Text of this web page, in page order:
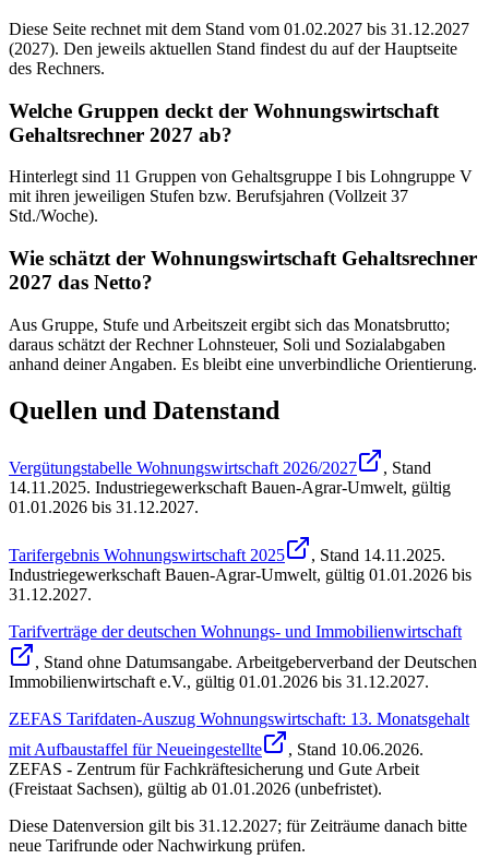
Diese Seite rechnet mit dem Stand vom 01.02.2027 bis 31.12.2027
(2027). Den jeweils aktuellen Stand findest du auf der Hauptseite
des Rechners.
Welche Gruppen deckt der Wohnungswirtschaft
Gehaltsrechner 2027 ab?
Hinterlegt sind 11 Gruppen von Gehaltsgruppe I bis Lohngruppe V
mit ihren jeweiligen Stufen bzw. Berufsjahren (Vollzeit 37
Std./Woche).
Wie schätzt der Wohnungswirtschaft Gehaltsrechner
2027 das Netto?
Aus Gruppe, Stufe und Arbeitszeit ergibt sich das Monatsbrutto;
daraus schätzt der Rechner Lohnsteuer, Soli und Sozialabgaben
anhand deiner Angaben. Es bleibt eine unverbindliche Orientierung.
Quellen und Datenstand
Vergütungstabelle Wohnungswirtschaft 2026/2027
, Stand
14.11.2025. Industriegewerkschaft Bauen-Agrar-Umwelt, gültig
01.01.2026 bis 31.12.2027.
Tarifergebnis Wohnungswirtschaft 2025 , Stand 14.11.2025.
Industriegewerkschaft Bauen-Agrar-Umwelt, gültig 01.01.2026 bis
31.12.2027.
Tarifverträge der deutschen Wohnungs- und Immobilienwirtschaft
, Stand ohne Datumsangabe. Arbeitgeberverband der Deutschen
Immobilienwirtschaft e.V., gültig 01.01.2026 bis 31.12.2027.
ZEFAS Tarifdaten-Auszug Wohnungswirtschaft: 13. Monatsgehalt
mit Aufbaustaffel für Neueingestellte
, Stand 10.06.2026.
ZEFAS - Zentrum für Fachkräftesicherung und Gute Arbeit
(Freistaat Sachsen), gültig ab 01.01.2026 (unbefristet).
Diese Datenversion gilt bis 31.12.2027; für Zeiträume danach bitte
neue Tarifrunde oder Nachwirkung prüfen.